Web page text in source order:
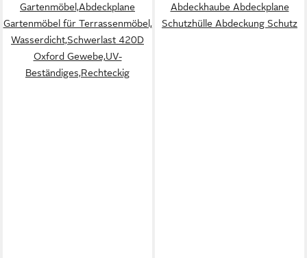
Gartenmöbel,Abdeckplane
Gartenmöbel für Terrassenmöbel,
Wasserdicht,Schwerlast 420D
Oxford Gewebe,UV-
Beständiges,Rechteckig
Abdeckhaube Abdeckplane
Schutzhülle Abdeckung Schutz